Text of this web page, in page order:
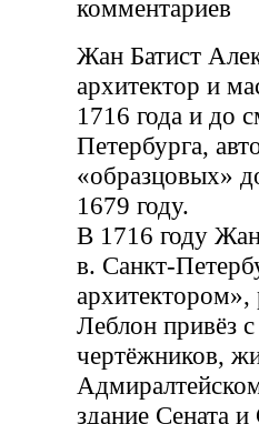
комментариев
Жан Батист
архитектор и
1716 года и до
Петербурга,
«образцовых»
1679 году.
В 1716 году
в. Санкт-
архитектором»,
Леблон привёз
чертёжников,
здание Сената